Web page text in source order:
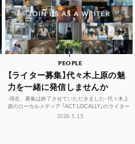
PEOPLE
【ライター募集】代々木上原の魅
力を一緒に発信しませんか
-現在、募集は終了させていただきました- 代々木上
原のローカルメディア 「ACT LOCALLY」のライター
募集！ 世界中にある個性豊かな街に負けない魅...
2026.5.15